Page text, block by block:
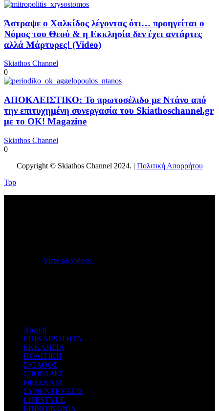
Άστραψε ο Χαλκίδος λέγοντας ότι… προηγείται ο
Νόμος του Θεού & η Εκκλησία δεν έχει αντάρτες
αλλά Μάρτυρες! (Video)
Skiathos Channel
0
ΑΠΟΚΛΕΙΣΤΙΚΟ: Το πρωτοσέλιδο με Ντάνο από
την επιτυχημένη συνεργασία του Skiathoschannel.gr
με το OK! Magazine
Skiathos Channel
0
Copyright © Skiathos Channel 2024. | Πολιτική Απορρήτου
Top
View all videos
Αρχική
ΕΠΙΚΑΙΡΟΤΗΤΑ
ΕΚΚΛΗΣΙΑ
ΠΟΛΙΤΙΚΗ
ΣΚΙΑΘΟΣ
ΣΠΟΡΑΔΕΣ
ΘΕΣΣΑΛΙΑ
ΣΥΝΕΝΤΕΥΞΕΙΣ
LIFESTYLE
ΕΠΙΚΟΙΝΩΝΙΑ